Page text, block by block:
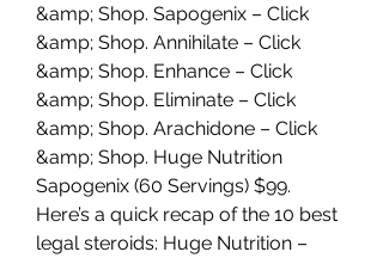
&amp; Shop. Sapogenix – Click
&amp; Shop. Annihilate – Click
&amp; Shop. Enhance – Click
&amp; Shop. Eliminate – Click
&amp; Shop. Arachidone – Click
&amp; Shop. Huge Nutrition
Sapogenix (60 Servings) $99.
Here’s a quick recap of the 10 best
legal steroids: Huge Nutrition –